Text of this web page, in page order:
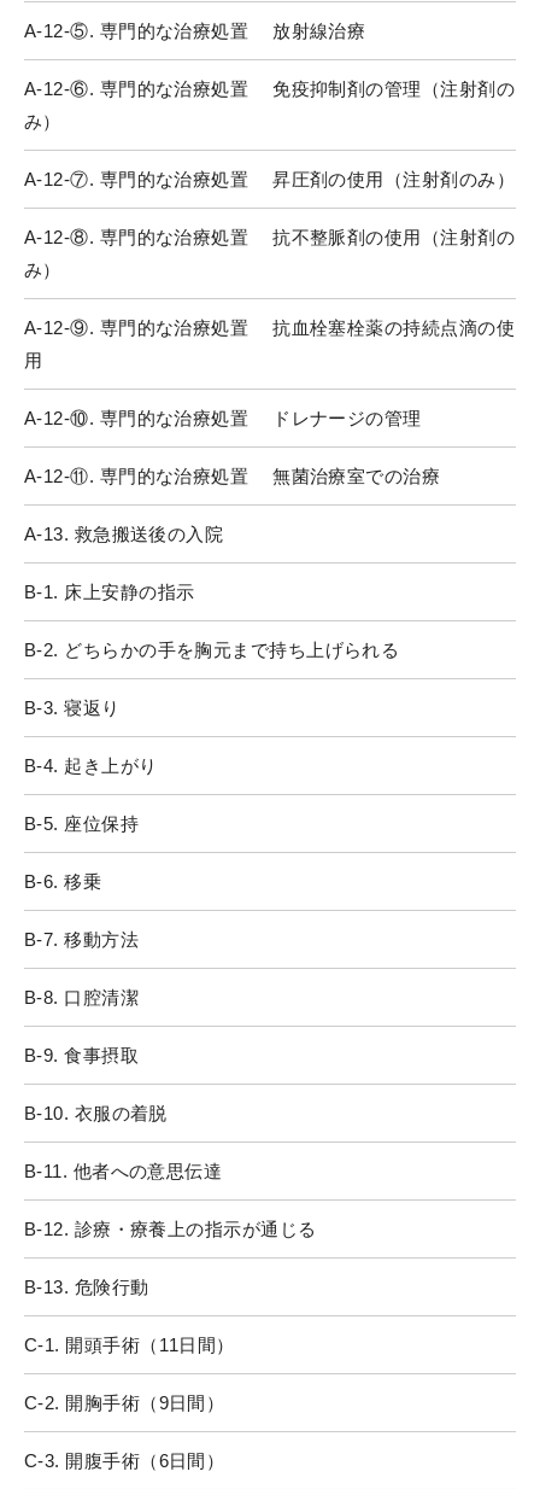
A-12-⑤. 専門的な治療処置 放射線治療
A-12-⑥. 専門的な治療処置 免疫抑制剤の管理（注射剤の
み）
A-12-⑦. 専門的な治療処置 昇圧剤の使用（注射剤のみ）
A-12-⑧. 専門的な治療処置 抗不整脈剤の使用（注射剤の
み）
A-12-⑨. 専門的な治療処置 抗血栓塞栓薬の持続点滴の使
用
A-12-⑩. 専門的な治療処置 ドレナージの管理
A-12-⑪. 専門的な治療処置 無菌治療室での治療
A-13. 救急搬送後の入院
B-1. 床上安静の指示
B-2. どちらかの手を胸元まで持ち上げられる
B-3. 寝返り
B-4. 起き上がり
B-5. 座位保持
B-6. 移乗
B-7. 移動方法
B-8. 口腔清潔
B-9. 食事摂取
B-10. 衣服の着脱
B-11. 他者への意思伝達
B-12. 診療・療養上の指示が通じる
B-13. 危険行動
C-1. 開頭手術（11日間）
C-2. 開胸手術（9日間）
C-3. 開腹手術（6日間）